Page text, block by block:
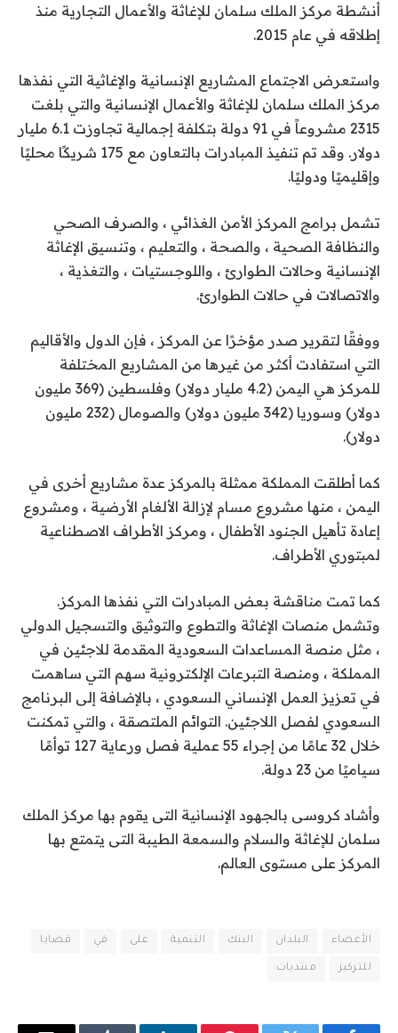
أنشطة مركز الملك سلمان للإغاثة والأعمال التجارية منذ
إطلاقه في عام 2015.
واستعرض الاجتماع المشاريع الإنسانية والإغاثية التي نفذها
مركز الملك سلمان للإغاثة والأعمال الإنسانية والتي بلغت
2315 مشروعاً في 91 دولة بتكلفة إجمالية تجاوزت 6.1 مليار
دولار. وقد تم تنفيذ المبادرات بالتعاون مع 175 شريكًا محليًا
وإقليميًا ودوليًا.
تشمل برامج المركز الأمن الغذائي ، والصرف الصحي
والنظافة الصحية ، والصحة ، والتعليم ، وتنسيق الإغاثة
الإنسانية وحالات الطوارئ ، واللوجستيات ، والتغذية ،
والاتصالات في حالات الطوارئ.
ووفقًا لتقرير صدر مؤخرًا عن المركز ، فإن الدول والأقاليم
التي استفادت أكثر من غيرها من المشاريع المختلفة
للمركز هي اليمن (4.2 مليار دولار) وفلسطين (369 مليون
دولار) وسوريا (342 مليون دولار) والصومال (232 مليون
دولار).
كما أطلقت المملكة ممثلة بالمركز عدة مشاريع أخرى في
اليمن ، منها مشروع مسام لإزالة الألغام الأرضية ، ومشروع
إعادة تأهيل الجنود الأطفال ، ومركز الأطراف الاصطناعية
لمبتوري الأطراف.
كما تمت مناقشة بعض المبادرات التي نفذها المركز.
وتشمل منصات الإغاثة والتطوع والتوثيق والتسجيل الدولي
، مثل منصة المساعدات السعودية المقدمة للاجئين في
المملكة ، ومنصة التبرعات الإلكترونية سهم التي ساهمت
في تعزيز العمل الإنساني السعودي ، بالإضافة إلى البرنامج
السعودي لفصل اللاجئين. التوائم الملتصقة ، والتي تمكنت
خلال 32 عامًا من إجراء 55 عملية فصل ورعاية 127 توأمًا
سياميًا من 23 دولة.
وأشاد كروسى بالجهود الإنسانية التى يقوم بها مركز الملك
سلمان للإغاثة والسلام والسمعة الطيبة التى يتمتع بها
المركز على مستوى العالم.
الأعضاء البلدان البنك التنمية على في قضايا
للتركيز منتديات